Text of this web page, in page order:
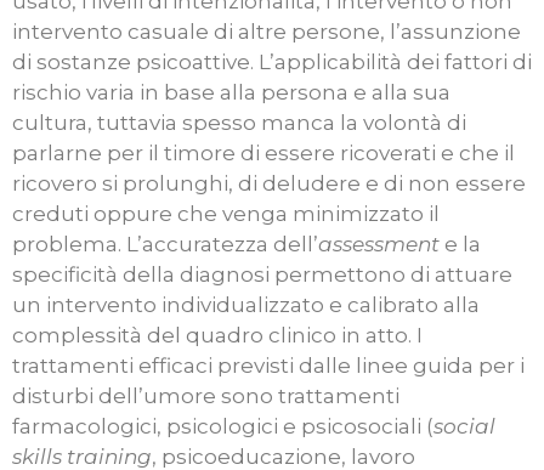
intervento casuale di altre persone, l’assunzione
di sostanze psicoattive. L’applicabilità dei fattori di
rischio varia in base alla persona e alla sua
cultura, tuttavia spesso manca la volontà di
parlarne per il timore di essere ricoverati e che il
ricovero si prolunghi, di deludere e di non essere
creduti oppure che venga minimizzato il
problema. L’accuratezza dell’assessment e la
specificità della diagnosi permettono di attuare
un intervento individualizzato e calibrato alla
complessità del quadro clinico in atto. I
trattamenti efficaci previsti dalle linee guida per i
disturbi dell’umore sono trattamenti
farmacologici, psicologici e psicosociali (social
skills training, psicoeducazione, lavoro